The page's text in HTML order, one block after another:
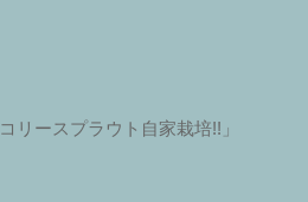
リースプラウト自家栽培!!」